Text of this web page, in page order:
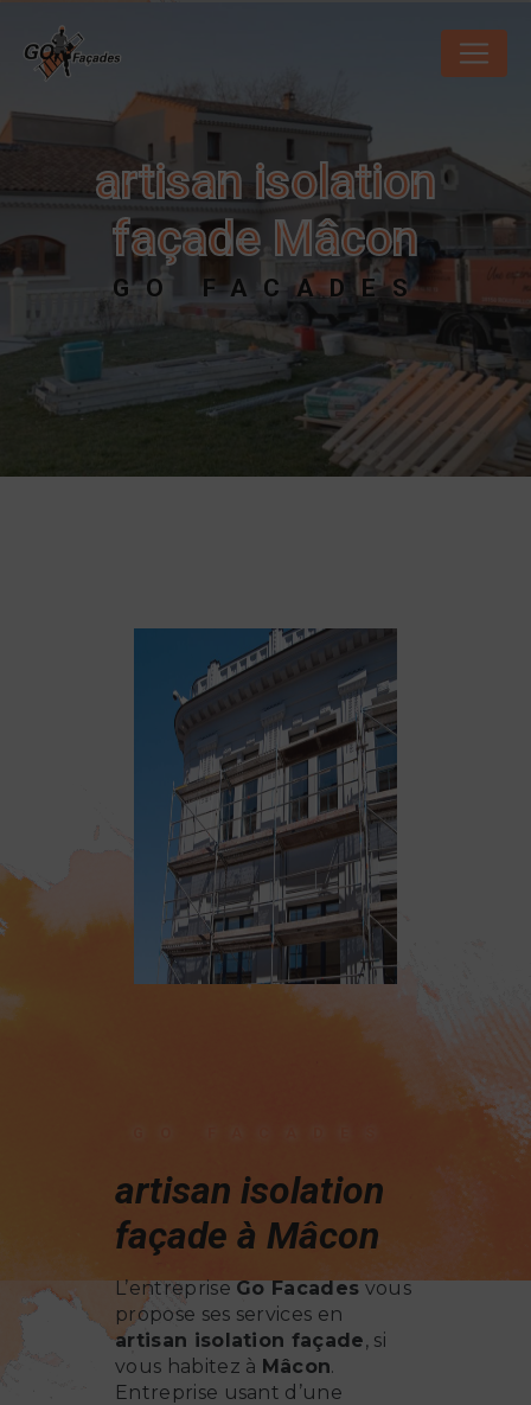
artisan isolation
façade Mâcon
GO FACADES
artisan isolation
façade à Mâcon
L’entrepriseGo Facadesvous
propose ses services en
artisan isolation façade, si
vous habitez à Mâcon.
Entreprise usant d’une